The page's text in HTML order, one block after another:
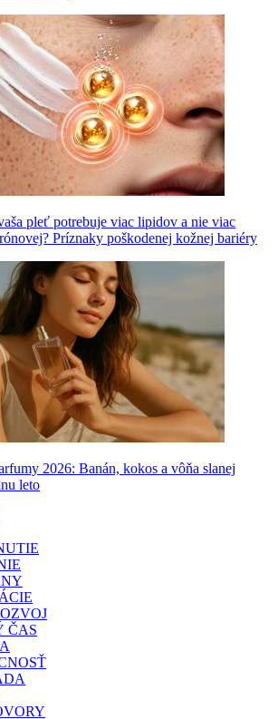
pleť potrebuje viac lipidov a nie viac
Príznaky poškodenej kožnej bariéry
2026: Banán, kokos a vôňa slanej
leto
ČAS